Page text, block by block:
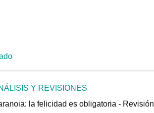
Y REVISIONES
la felicidad es obligatoria - Revisión